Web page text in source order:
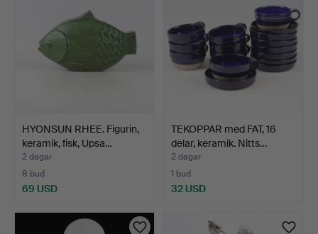
HYONSUN RHEE. Figurin,
keramik, fisk, Upsa…
2 dagar
8 bud
69 USD
TEKOPPAR med FAT, 16
delar, keramik. Nitts…
2 dagar
1 bud
32 USD